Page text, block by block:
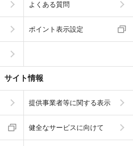
よくある質問
ポイント表示設定
サイト情報
提供事業者等に関する表示
健全なサービスに向けて